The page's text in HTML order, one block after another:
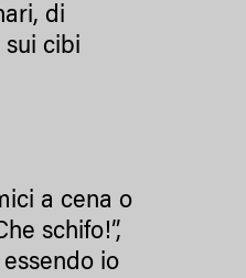
di
sui cibi
a cena o
schifo!”,
io